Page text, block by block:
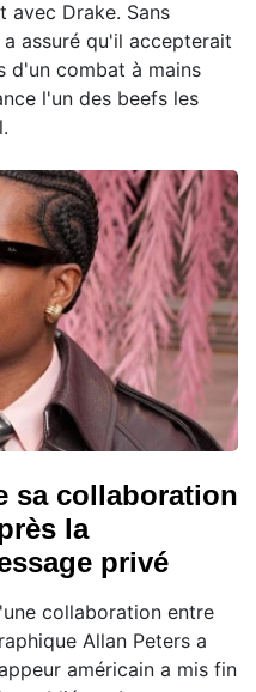
avec Drake. Sans
assuré qu'il accepterait
d'un combat à mains
l'un des beefs les
sa collaboration
la
privé
collaboration entre
Allan Peters a
américain a mis fin